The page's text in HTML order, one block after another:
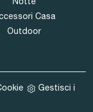
Casa
Outdoor
Gestisci i